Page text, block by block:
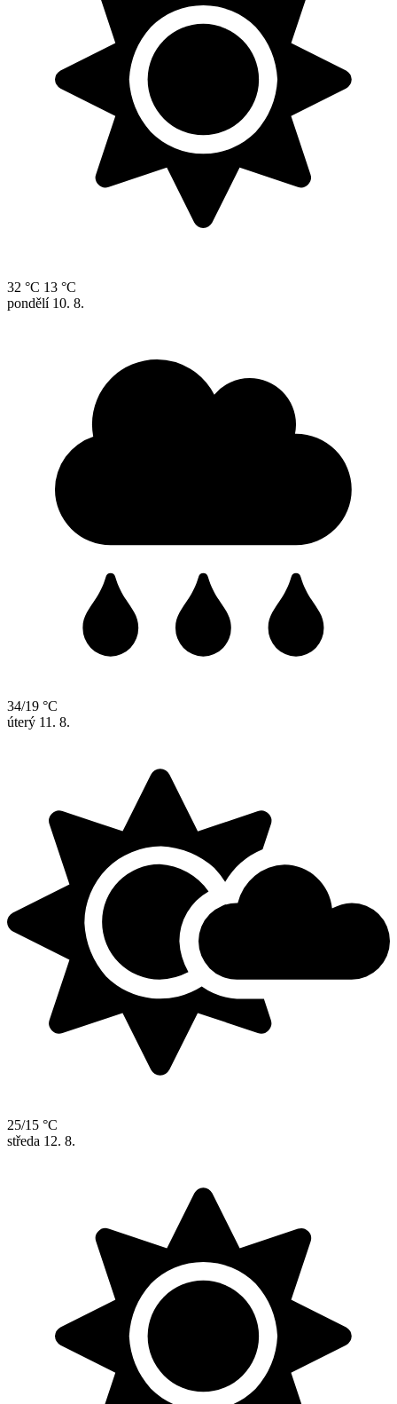
32 °C 13 °C
pondělí 10. 8.
34/19 °C
úterý 11. 8.
25/15 °C
středa 12. 8.